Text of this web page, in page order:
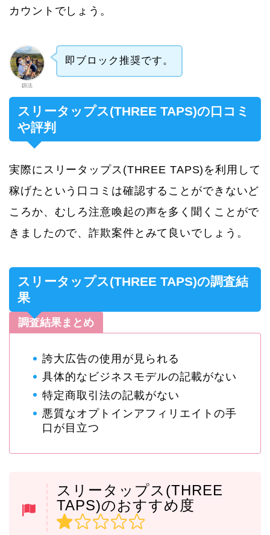
カウントでしょう。
釼法
即ブロック推奨です。
スリータップス(THREE TAPS)の口コミ
や評判
実際にスリータップス(THREE TAPS)を利用して
稼げたという口コミは確認することができないど
ころか、むしろ注意喚起の声を多く聞くことがで
きましたので、詐欺案件とみて良いでしょう。
スリータップス(THREE TAPS)の調査結
果
調査結果まとめ
誇大広告の使用が見られる
具体的なビジネスモデルの記載がない
特定商取引法の記載がない
悪質なオプトインアフィリエイトの手
口が目立つ
スリータップス(THREE
TAPS)のおすすめ度